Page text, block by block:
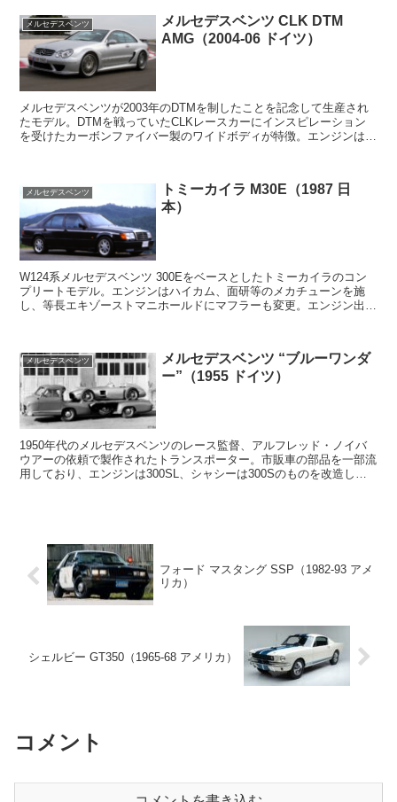
メルセデスベンツ
メルセデスベンツ CLK DTM
AMG（2004-06 ドイツ）
メルセデスベンツが2003年のDTMを制したことを記念して生産され
たモデル。DTMを戦っていたCLKレースカーにインスピレーション
を受けたカーボンファイバー製のワイドボディが特徴。エンジンは他
メルセデスベンツ
トミーカイラ M30E（1987 日
本）
W124系メルセデスベンツ 300Eをベースとしたトミーカイラのコン
プリートモデル。エンジンはハイカム、面研等のメカチューンを施
し、等長エキゾーストマニホールドにマフラーも変更。エンジン出力
メルセデスベンツ
メルセデスベンツ “ブルーワンダ
ー”（1955 ドイツ）
1950年代のメルセデスベンツのレース監督、アルフレッド・ノイバ
ウアーの依頼で製作されたトランスポーター。市販車の部品を一部流
用しており、エンジンは300SL、シャシーは300Sのものを改造して
フォード マスタング SSP（1982-93 アメ
リカ）
シェルビー GT350（1965-68 アメリカ）
コメント